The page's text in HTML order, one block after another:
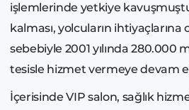
işlemlerinde yetkiye
kalması, yolcuların
sebebiyle 2001 yılında 280.000
tesisle hizmet vermeye devam
İçerisinde VIP salon, sağlık